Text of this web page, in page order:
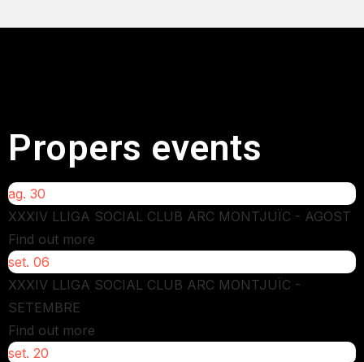
Propers events
ag. 30
XXXIV LLIGA SOCIAL CLUB ARC MONTJUÏC - AGOST
Find out more
set. 06
XXXIV LLIGA SOCIAL CLUB ARC MONTJUÏC -
SETEMBRE
Find out more
set. 20